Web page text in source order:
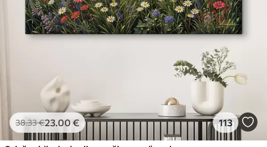
38.33€23.00 € 113